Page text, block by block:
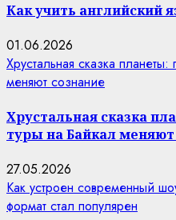
Как учить английский
01.06.2026
Хрустальная сказка
меняют сознание
Хрустальная сказка
туры на Байкал меняют
27.05.2026
Как устроен современный
формат стал популярен